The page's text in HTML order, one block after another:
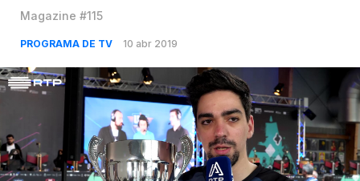
Magazine #115
PROGRAMA DE TV 10 abr 2019